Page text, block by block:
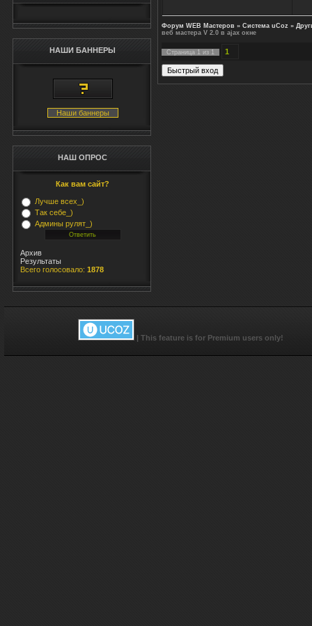
НАШИ БАННЕРЫ
Наши баннеры
НАШ ОПРОС
Как вам сайт?
Лучше всех_)
Так себе_)
Админы рулят_)
Архив
Результаты
Всего голосовало: 1878
Форум WEB Мастеров » Система uCoz »
веб мастера V 2.0 в ajax окне
Страница 1 из 1 1
| This feature is for Premium users only!